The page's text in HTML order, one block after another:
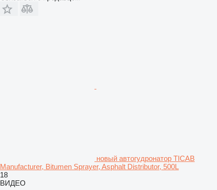
новый автогудронатор TICAB
Manufacturer, Bitumen Sprayer, Asphalt Distributor, 500L
18
ВИДЕО